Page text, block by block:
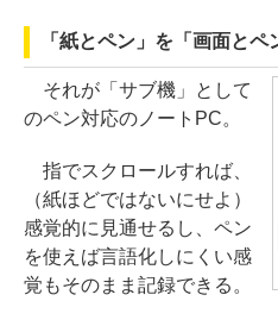
「紙とペン」を「画面とペ
それが「サブ機」として
のペン対応のノートPC。
指でスクロールすれば、
（紙ほどではないにせよ）
感覚的に見通せるし、ペン
を使えば言語化しにくい感
覚もそのまま記録できる。